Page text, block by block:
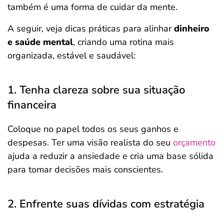
também é uma forma de cuidar da mente.
A seguir, veja dicas práticas para alinhardinheiro
e saúde mental, criando uma rotina mais
organizada, estável e saudável:
1. Tenha clareza sobre sua situação
financeira
Coloque no papel todos os seus ganhos e
despesas. Ter uma visão realista do seu orçamento
ajuda a reduzir a ansiedade e cria uma base sólida
para tomar decisões mais conscientes.
2. Enfrente suas dívidas com estratégia